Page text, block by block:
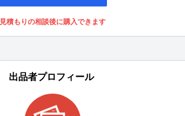
見積もりの相談後に購入できます
出品者プロフィール